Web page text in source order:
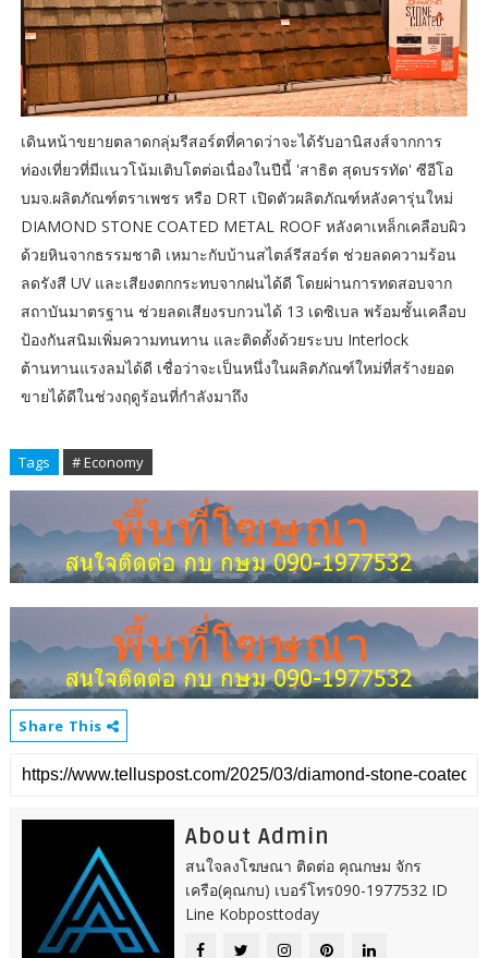
เดินหน้าขยายตลาดกลุ่มรีสอร์ตที่คาดว่าจะได้รับอานิสงส์จากการ
ท่องเที่ยวที่มีแนวโน้มเติบโตต่อเนื่องในปีนี้ 'สาธิต สุดบรรทัด' ซีอีโอ
บมจ.ผลิตภัณฑ์ตราเพชร หรือ DRT เปิดตัวผลิตภัณฑ์หลังคารุ่นใหม่
DIAMOND STONE COATED METAL ROOF หลังคาเหล็กเคลือบผิว
ด้วยหินจากธรรมชาติ เหมาะกับบ้านสไตล์รีสอร์ต ช่วยลดความร้อน
ลดรังสี UV และเสียงตกกระทบจากฝนได้ดี โดยผ่านการทดสอบจาก
สถาบันมาตรฐาน ช่วยลดเสียงรบกวนได้ 13 เดซิเบล พร้อมชั้นเคลือบ
ป้องกันสนิมเพิ่มความทนทาน และติดตั้งด้วยระบบ Interlock
ต้านทานแรงลมได้ดี เชื่อว่าจะเป็นหนึ่งในผลิตภัณฑ์ใหม่ที่สร้างยอด
ขายได้ดีในช่วงฤดูร้อนที่กำลังมาถึง
Tags # Economy
Share This
About Admin
สนใจลงโฆษณา ติดต่อ คุณกษม จักร
เครือ(คุณกบ) เบอร์โทร090-1977532 ID
Line Kobposttoday